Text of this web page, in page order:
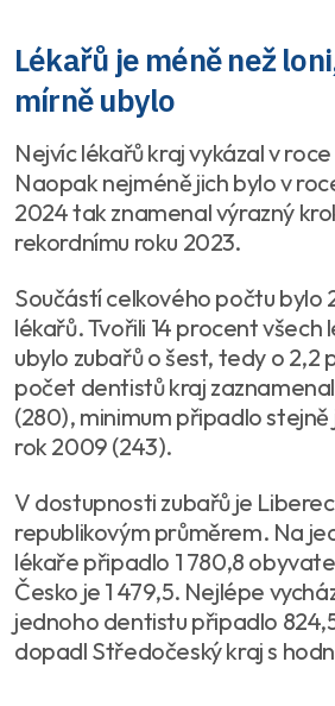
Lékařů je méně než
mírně ubylo
Nejvíc lékařů kraj vykázal v
Naopak nejméně jich bylo v
2024 tak znamenal výrazný
rekordnímu roku 2023.
Součástí celkového počtu bylo
lékařů. Tvořili 14 procent všech
ubylo zubařů o šest, tedy o 2,2
počet dentistů kraj
(280), minimum připadlo stejně
rok 2009 (243).
V dostupnosti zubařů je
republikovým průměrem. Na
lékaře připadlo 1 780,8
Česko je 1 479,5. Nejlépe
jednoho dentistu připadlo
dopadl Středočeský kraj s